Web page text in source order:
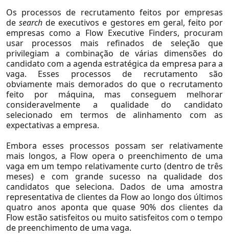
Setores
Agronegócio
Consumo e Varejo
Educação
Logística e Transportes
Mineração e Siderurgia
Petróleo e Gás
Os processos de recrutamento feitos por empresas
desearch de executivos e gestores em geral, feito por
empresas como a Flow Executive Finders, procuram
usar processos mais refinados de seleção que
privilegiam a combinação de várias dimensões do
candidato com a agenda estratégica da empresa para a
vaga. Esses processos de recrutamento são
obviamente mais demorados do que o recrutamento
feito por máquina, mas conseguem melhorar
consideravelmente a qualidade do candidato
selecionado em termos de alinhamento com as
expectativas a empresa.
Embora esses processos possam ser relativamente
mais longos, a Flow opera o preenchimento de uma
vaga em um tempo relativamente curto (dentro de três
meses) e com grande sucesso na qualidade dos
candidatos que seleciona. Dados de uma amostra
representativa de clientes da Flow ao longo dos últimos
quatro anos aponta que quase 90% dos clientes da
Flow estão satisfeitos ou muito satisfeitos com o tempo
de preenchimento de uma vaga.